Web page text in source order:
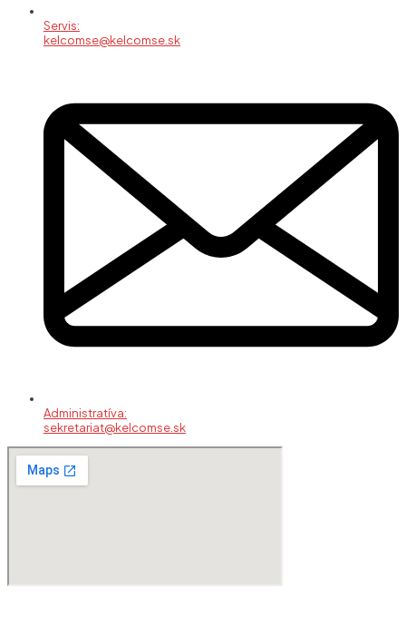
Servis:
kelcomse@kelcomse.sk
Administratíva:
sekretariat@kelcomse.sk